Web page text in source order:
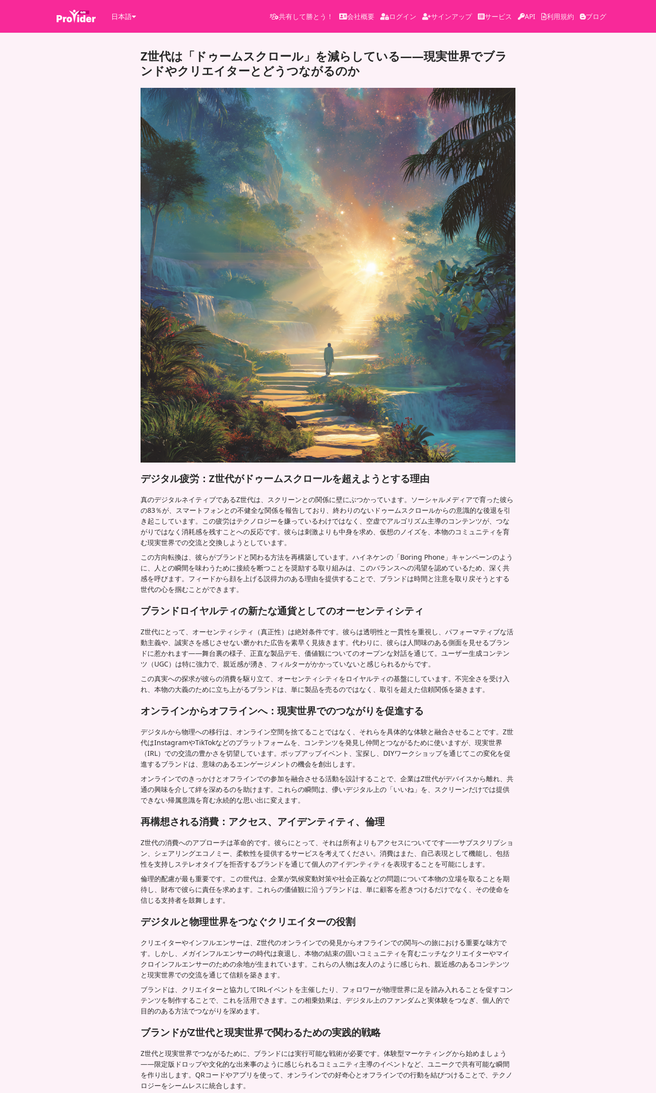
日本語 共有して勝とう！ 会社概要 ログイン サインアップ サービス API 利用規約 ブログ
Z世代は「ドゥームスクロール」を減らしている——現実世界でブラ
ンドやクリエイターとどうつながるのか
デジタル疲労：Z世代がドゥームスクロールを超えようとする理由
真のデジタルネイティブであるZ世代は、スクリーンとの関係に壁にぶつかっています。ソーシャルメディアで育った彼ら
の83％が、スマートフォンとの不健全な関係を報告しており、終わりのないドゥームスクロールからの意識的な後退を引
き起こしています。この疲労はテクノロジーを嫌っているわけではなく、空虚でアルゴリズム主導のコンテンツが、つな
がりではなく消耗感を残すことへの反応です。彼らは刺激よりも中身を求め、仮想のノイズを、本物のコミュニティを育
む現実世界での交流と交換しようとしています。
この方向転換は、彼らがブランドと関わる方法を再構築しています。ハイネケンの「Boring Phone」キャンペーンのよう
に、人との瞬間を味わうために接続を断つことを奨励する取り組みは、このバランスへの渇望を認めているため、深く共
感を呼びます。フィードから顔を上げる説得力のある理由を提供することで、ブランドは時間と注意を取り戻そうとする
世代の心を掴むことができます。
ブランドロイヤルティの新たな通貨としてのオーセンティシティ
Z世代にとって、オーセンティシティ（真正性）は絶対条件です。彼らは透明性と一貫性を重視し、パフォーマティブな活
動主義や、誠実さを感じさせない磨かれた広告を素早く見抜きます。代わりに、彼らは人間味のある側面を見せるブラン
ドに惹かれます——舞台裏の様子、正直な製品デモ、価値観についてのオープンな対話を通じて。ユーザー生成コンテン
ツ（UGC）は特に強力で、親近感が湧き、フィルターがかかっていないと感じられるからです。
この真実への探求が彼らの消費を駆り立て、オーセンティシティをロイヤルティの基盤にしています。不完全さを受け入
れ、本物の大義のために立ち上がるブランドは、単に製品を売るのではなく、取引を超えた信頼関係を築きます。
オンラインからオフラインへ：現実世界でのつながりを促進する
デジタルから物理への移行は、オンライン空間を捨てることではなく、それらを具体的な体験と融合させることです。Z世
代はInstagramやTikTokなどのプラットフォームを、コンテンツを発見し仲間とつながるために使いますが、現実世界
（IRL）での交流の豊かさを切望しています。ポップアップイベント、宝探し、DIYワークショップを通じてこの変化を促
進するブランドは、意味のあるエンゲージメントの機会を創出します。
オンラインでのきっかけとオフラインでの参加を融合させる活動を設計することで、企業はZ世代がデバイスから離れ、共
通の興味を介して絆を深めるのを助けます。これらの瞬間は、儚いデジタル上の「いいね」を、スクリーンだけでは提供
できない帰属意識を育む永続的な思い出に変えます。
再構想される消費：アクセス、アイデンティティ、倫理
Z世代の消費へのアプローチは革命的です。彼らにとって、それは所有よりもアクセスについてです——サブスクリプショ
ン、シェアリングエコノミー、柔軟性を提供するサービスを考えてください。消費はまた、自己表現として機能し、包括
性を支持しステレオタイプを拒否するブランドを通じて個人のアイデンティティを表現することを可能にします。
倫理的配慮が最も重要です。この世代は、企業が気候変動対策や社会正義などの問題について本物の立場を取ることを期
待し、財布で彼らに責任を求めます。これらの価値観に沿うブランドは、単に顧客を惹きつけるだけでなく、その使命を
信じる支持者を鼓舞します。
デジタルと物理世界をつなぐクリエイターの役割
クリエイターやインフルエンサーは、Z世代のオンラインでの発見からオフラインでの関与への旅における重要な味方で
す。しかし、メガインフルエンサーの時代は衰退し、本物の結束の固いコミュニティを育むニッチなクリエイターやマイ
クロインフルエンサーのための余地が生まれています。これらの人物は友人のように感じられ、親近感のあるコンテンツ
と現実世界での交流を通じて信頼を築きます。
ブランドは、クリエイターと協力してIRLイベントを主催したり、フォロワーが物理世界に足を踏み入れることを促すコン
テンツを制作することで、これを活用できます。この相乗効果は、デジタル上のファンダムと実体験をつなぎ、個人的で
目的のある方法でつながりを深めます。
ブランドがZ世代と現実世界で関わるための実践的戦略
Z世代と現実世界でつながるために、ブランドには実行可能な戦術が必要です。体験型マーケティングから始めましょう
——限定版ドロップや文化的な出来事のように感じられるコミュニティ主導のイベントなど、ユニークで共有可能な瞬間
を作り出します。QRコードやアプリを使って、オンラインでの好奇心とオフラインでの行動を結びつけることで、テクノ
ロジーをシームレスに統合します。